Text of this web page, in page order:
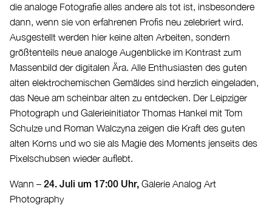
die analoge Fotografie alles andere als tot ist, insbesondere
dann, wenn sie von erfahrenen Profis neu zelebriert wird.
Ausgestellt werden hier keine alten Arbeiten, sondern
größtenteils neue analoge Augenblicke im Kontrast zum
Massenbild der digitalen Ära. Alle Enthusiasten des guten
alten elektrochemischen Gemäldes sind herzlich eingeladen,
das Neue am scheinbar alten zu entdecken. Der Leipziger
Photograph und Galerieinitiator Thomas Hankel mit Tom
Schulze und Roman Walczyna zeigen die Kraft des guten
alten Korns und wo sie als Magie des Moments jenseits des
Pixelschubsen wieder auflebt.
Wann – 24. Juli um 17:00 Uhr, Galerie Analog Art
Photography